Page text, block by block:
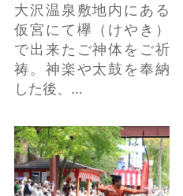
大沢温泉敷地内にある
仮宮にて欅（けやき）
で出来たご神体をご祈
祷。神楽や太鼓を奉納
した後、…
日本のふるさと「遠野
まつり」と「遠野南部
流鏑馬」 の詳細はこち
ら